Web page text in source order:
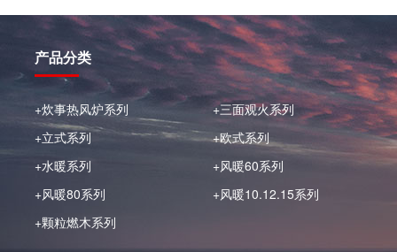
产品分类
+炊事热风炉系列
+三面观火系列
+立式系列
+欧式系列
+水暖系列
+风暖60系列
+风暖80系列
+风暖10.12.15系列
+颗粒燃木系列